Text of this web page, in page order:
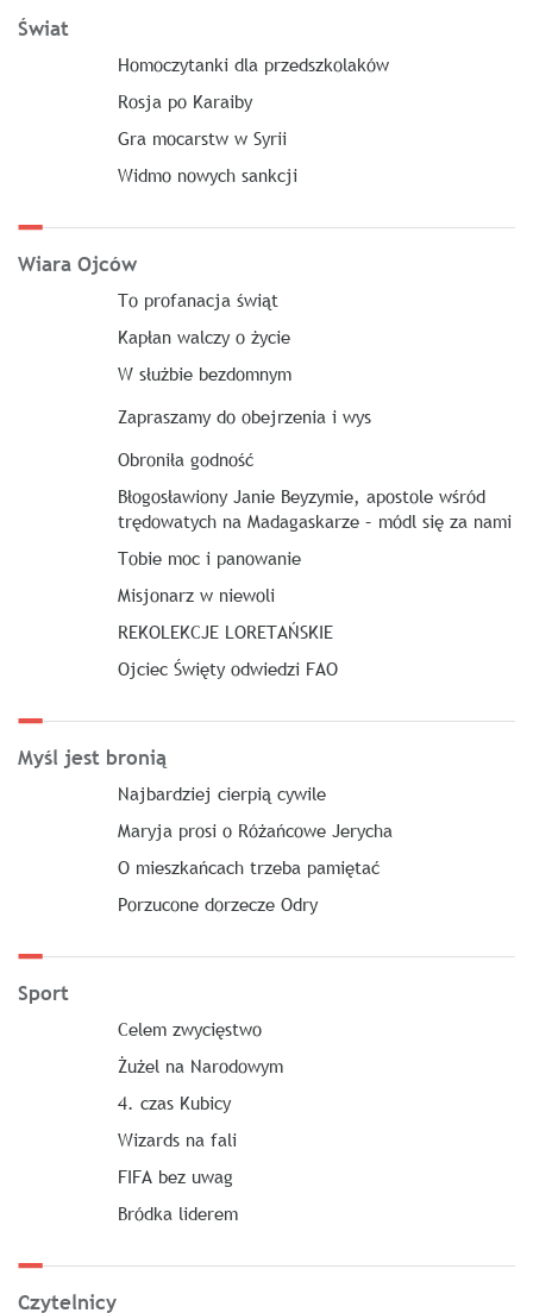
Świat
Homoczytanki dla przedszkolaków
Rosja po Karaiby
Gra mocarstw w Syrii
Widmo nowych sankcji
Wiara Ojców
To profanacja świąt
Kapłan walczy o życie
W służbie bezdomnym
Zapraszamy do obejrzenia i wys
Obroniła godność
Błogosławiony Janie Beyzymie, apostole wśród
trędowatych na Madagaskarze – módl się za nami
Tobie moc i panowanie
Misjonarz w niewoli
REKOLEKCJE LORETAŃSKIE
Ojciec Święty odwiedzi FAO
Myśl jest bronią
Najbardziej cierpią cywile
Maryja prosi o Różańcowe Jerycha
O mieszkańcach trzeba pamiętać
Porzucone dorzecze Odry
Sport
Celem zwycięstwo
Żużel na Narodowym
4. czas Kubicy
Wizards na fali
FIFA bez uwag
Bródka liderem
Czytelnicy